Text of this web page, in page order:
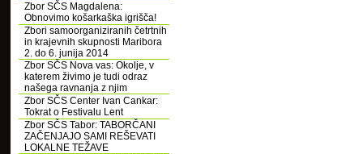
Zbor SČS Magdalena:
Obnovimo košarkaška igrišča!
Zbori samoorganiziranih četrtnih
in krajevnih skupnosti Maribora
2. do 6. junija 2014
Zbor SČS Nova vas: Okolje, v
katerem živimo je tudi odraz
našega ravnanja z njim
Zbor SČS Center Ivan Cankar:
Tokrat o Festivalu Lent
Zbor SČS Tabor: TABORČANI
ZAČENJAJO SAMI REŠEVATI
LOKALNE TEŽAVE